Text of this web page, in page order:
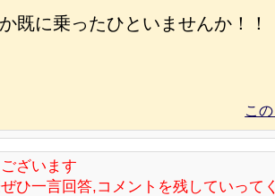
既に乗ったひといませんか！！
こ
ざいます
ひ一言回答,コメントを残していって